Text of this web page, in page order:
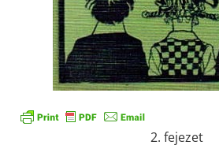
2. fejezet